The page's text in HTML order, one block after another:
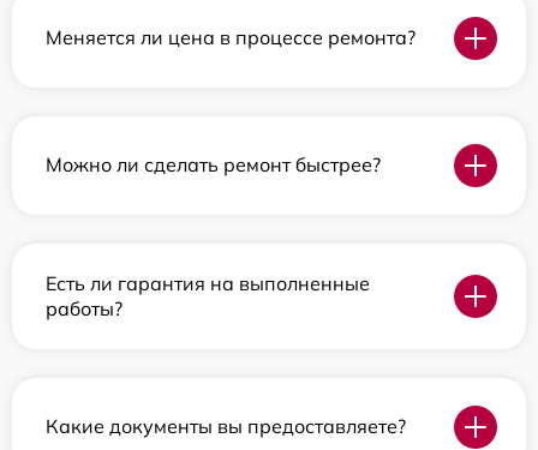
Меняется ли цена в процессе ремонта?
Можно ли сделать ремонт быстрее?
Есть ли гарантия на выполненные
работы?
Какие документы вы предоставляете?